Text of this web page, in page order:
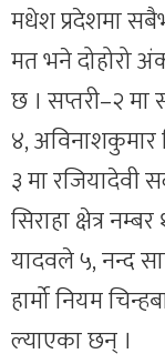
मधेश प्रदेशमा
मत भने दोहोरो
छ । सप्तरी–२
४, अविनाशकुमार
३ मा रजियादेवी
सिराहा क्षेत्र
यादवले ५, नन्द
हार्मो नियम
ल्याएका छन् ।